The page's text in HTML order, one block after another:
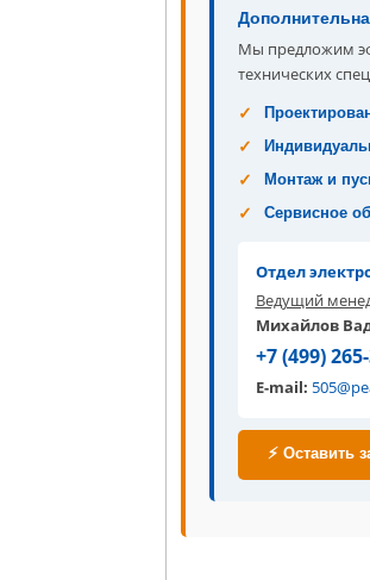
Мы предложим
технических
Монтаж и
Сервисное
Отдел
Ведущий
Михайлов
+7 (499)
E-mail:
⚡ Оставить